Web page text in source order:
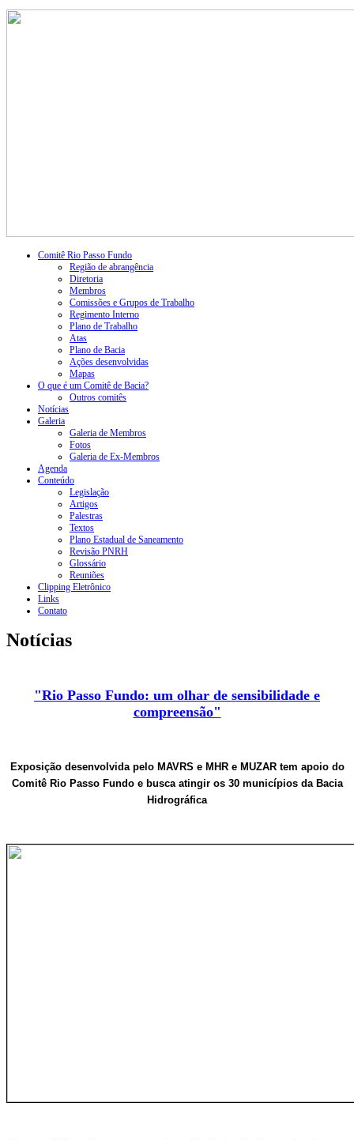
Comitê Rio Passo Fundo
Região de abrangência
Diretoria
Membros
Comissões e Grupos de Trabalho
Regimento Interno
Plano de Trabalho
Atas
Plano de Bacia
Ações desenvolvidas
Mapas
O que é um Comitê de Bacia?
Outros comitês
Notícias
Galeria
Galeria de Membros
Fotos
Galeria de Ex-Membros
Agenda
Conteúdo
Legislação
Artigos
Palestras
Textos
Plano Estadual de Saneamento
Revisão PNRH
Glossário
Reuniões
Clipping Eletrônico
Links
Contato
Notícias
"Rio Passo Fundo: um olhar de sensibilidade e
compreensão"
Exposição desenvolvida pelo MAVRS e MHR e MUZAR tem apoio do
Comitê Rio Passo Fundo e busca atingir os 30 municípios da Bacia
Hidrográfica